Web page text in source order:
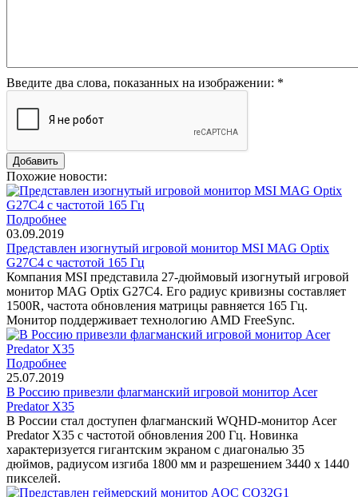
Введите два слова, показанных на изображении: *
Похожие новости:
Подробнее
03.09.2019
Представлен изогнутый игровой монитор MSI MAG Optix
G27C4 с частотой 165 Гц
Компания MSI представила 27-дюймовый изогнутый игровой
монитор MAG Optix G27C4. Его радиус кривизны составляет
1500R, частота обновления матрицы равняется 165 Гц.
Монитор поддерживает технологию AMD FreeSync.
Подробнее
25.07.2019
В Россию привезли флагманский игровой монитор Acer
Predator X35
В России стал доступен флагманский WQHD-монитор Acer
Predator X35 с частотой обновления 200 Гц. Новинка
характеризуется гигантским экраном с диагональю 35
дюймов, радиусом изгиба 1800 мм и разрешением 3440 х 1440
пикселей.